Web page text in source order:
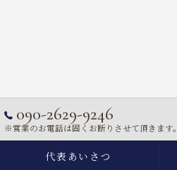
090-2629-9246
※営業のお電話は固くお断りさせて頂きます。
代表あいさつ